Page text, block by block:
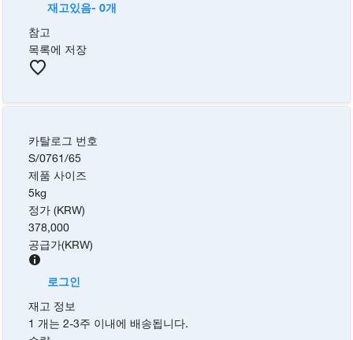
재고있음- 0개
참고
목록에 저장
카탈로그 번호
S/0761/65
제품 사이즈
5kg
정가 (KRW)
378,000
공급가(KRW)
로그인
재고 정보
1 개는 2-3주 이내에 배송됩니다.